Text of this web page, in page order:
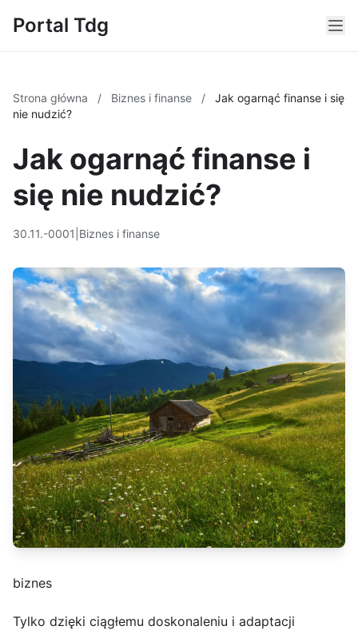
Portal Tdg
Strona główna / Biznes i finanse /
Jak ogarnąć finanse i się
nie nudzić?
Jak ogarnąć finanse i
się nie nudzić?
30.11.-0001 Biznes i finanse
biznes
Tylko dzięki ciągłemu doskonaleniu i adaptacji